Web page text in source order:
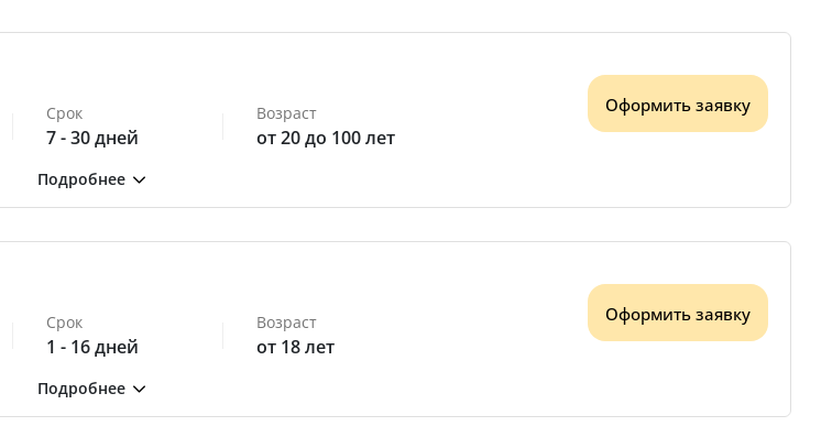
Срок
7 - 30 дней
Возраст
от 20 до 100 лет
Оформить заявку
Срок
1 - 16 дней
Возраст
от 18 лет
Оформить заявку